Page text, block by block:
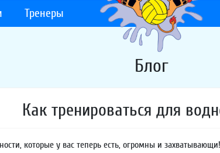
Тренеры
Блог
Как тренироваться для
которые у вас теперь есть, огромны и